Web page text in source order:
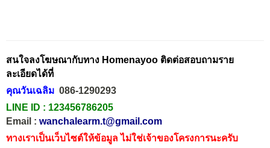
สนใจลงโฆษณากับทาง Homenayoo ติดต่อสอบถามราย
ละเอียดได้ที่
คุณวันเฉลิม 086-1290293
LINE ID : 123456786205
Email : wanchalearm.t@gmail.com
ทางเราเป็นเว็บไซต์ให้ข้อมูล ไม่ใช่เจ้าของโครงการนะครับ